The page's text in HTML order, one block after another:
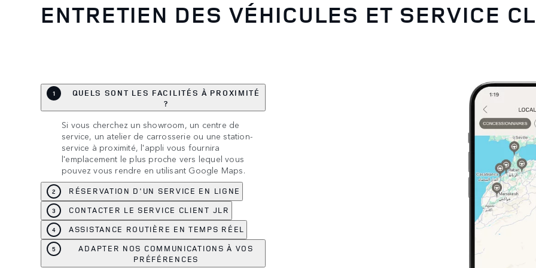
ENTRETIEN DES VÉHICULES ET SERVICE
1
QUELS SONT LES FACILITÉS À PROXIMITÉ
?
Si vous cherchez un showroom, un centre de
service, un atelier de carrosserie ou une station-
service à proximité, l'appli vous fournira
l'emplacement le plus proche vers lequel vous
pouvez vous rendre en utilisant Google Maps.
2 RÉSERVATION D'UN SERVICE EN LIGNE
3 CONTACTER LE SERVICE CLIENT JLR
4 ASSISTANCE ROUTIÈRE EN TEMPS RÉEL
5
ADAPTER NOS COMMUNICATIONS À VOS
PRÉFÉRENCES